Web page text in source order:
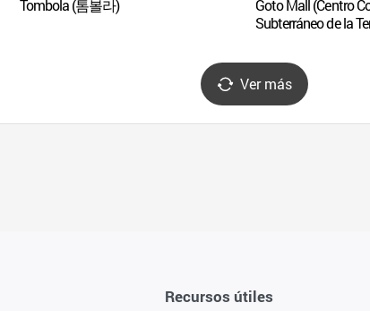
Tombola (톰볼라)
Goto Mall (Centro
Subterráneo de la
지하도상가))
Ver más
Recursos útiles